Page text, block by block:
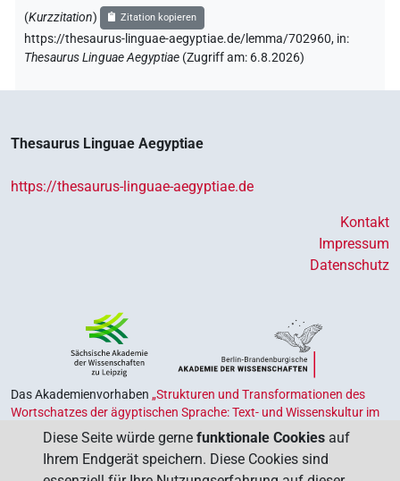
(Kurzzitation) Zitation kopieren
https://thesaurus-linguae-aegyptiae.de/lemma/702960, in:
Thesaurus Linguae Aegyptiae (Zugriff am: 6.8.2026)
Thesaurus Linguae Aegyptiae
https://thesaurus-linguae-aegyptiae.de
Kontakt
Impressum
Datenschutz
Das Akademienvorhaben „Strukturen und Transformationen des
Wortschatzes der ägyptischen Sprache: Text- und Wissenskultur im
Alten Ägypten‟
ist Teil des von Bund und Ländern geförderten
Akademienprogramms , das der Erhaltung, Sicherung und
Vergegenwärtigung unseres kulturellen Erbes dient. Koordiniert wird
Diese Seite würde gerne funktionale Cookies auf
Ihrem Endgerät speichern. Diese Cookies sind